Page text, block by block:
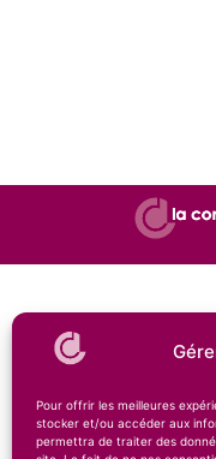
Pour offrir les meilleures
stocker et/ou accéder aux
permettra de traiter des